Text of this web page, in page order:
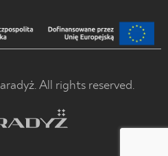
All rights reserved.